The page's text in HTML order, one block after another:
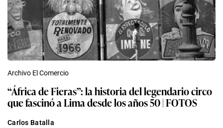
Archivo El Comercio
“África de Fieras”: la historia del legendario circo
que fascinó a Lima desde los años 50 | FOTOS
Carlos Batalla